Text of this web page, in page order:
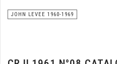
JOHN LEVEE 1960-1969